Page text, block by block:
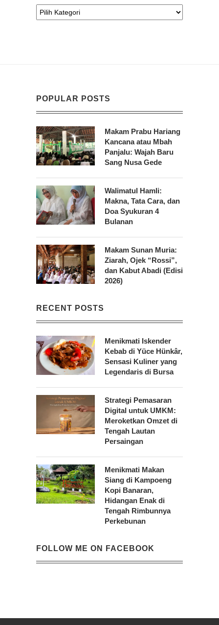
POPULAR POSTS
Makam Prabu Hariang
Kancana atau Mbah
Panjalu: Wajah Baru
Sang Nusa Gede
Walimatul Hamli:
Makna, Tata Cara, dan
Doa Syukuran 4
Bulanan
Makam Sunan Muria:
Ziarah, Ojek “Rossi”,
dan Kabut Abadi (Edisi
2026)
RECENT POSTS
Menikmati Iskender
Kebab di Yüce Hünkâr,
Sensasi Kuliner yang
Legendaris di Bursa
Strategi Pemasaran
Digital untuk UMKM:
Meroketkan Omzet di
Tengah Lautan
Persaingan
Menikmati Makan
Siang di Kampoeng
Kopi Banaran,
Hidangan Enak di
Tengah Rimbunnya
Perkebunan
FOLLOW ME ON FACEBOOK